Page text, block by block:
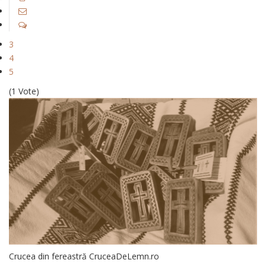
3
4
5
(1 Vote)
Crucea din fereastră CruceaDeLemn.ro